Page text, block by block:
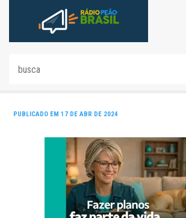
PUBLICADO EM 17 DE ABR DE 2024